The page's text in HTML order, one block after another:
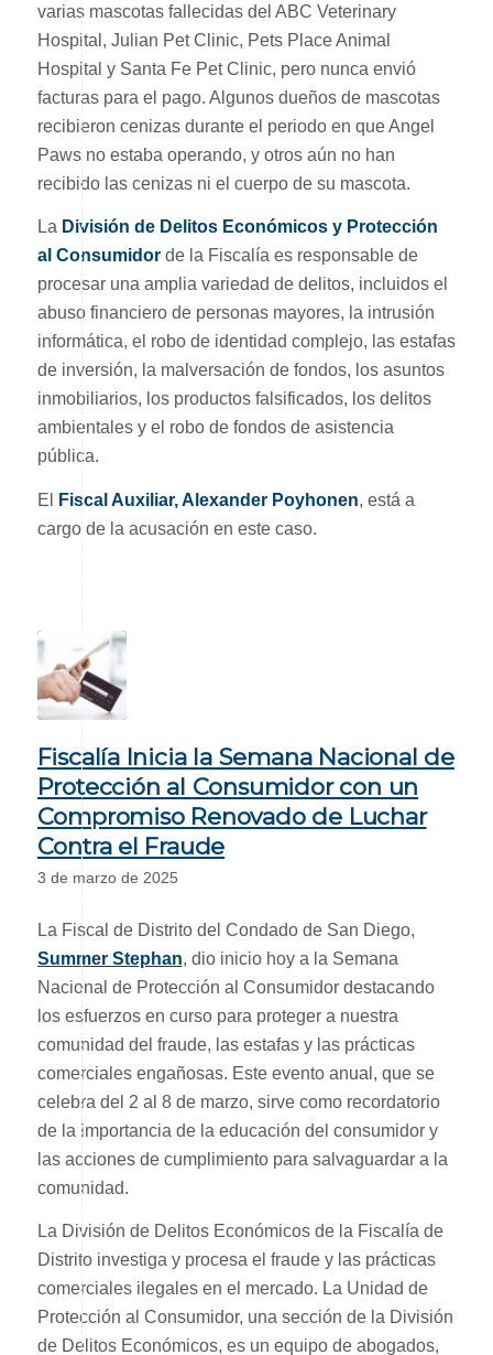
varias mascotas fallecidas del ABC Veterinary
Hospital, Julian Pet Clinic, Pets Place Animal
Hospital y Santa Fe Pet Clinic, pero nunca envió
facturas para el pago. Algunos dueños de mascotas
recibieron cenizas durante el periodo en que Angel
Paws no estaba operando, y otros aún no han
recibido las cenizas ni el cuerpo de su mascota.
La División de Delitos Económicos y Protección
al Consumidorde la Fiscalía es responsable de
procesar una amplia variedad de delitos, incluidos el
abuso financiero de personas mayores, la intrusión
informática, el robo de identidad complejo, las estafas
de inversión, la malversación de fondos, los asuntos
inmobiliarios, los productos falsificados, los delitos
ambientales y el robo de fondos de asistencia
pública.
El Fiscal Auxiliar, Alexander Poyhonen, está a
cargo de la acusación en este caso.
Fiscalía Inicia la Semana Nacional de
Protección al Consumidor con un
Compromiso Renovado de Luchar
Contra el Fraude
3 de marzo de 2025
La Fiscal de Distrito del Condado de San Diego,
Summer Stephan, dio inicio hoy a la Semana
Nacional de Protección al Consumidor destacando
los esfuerzos en curso para proteger a nuestra
comunidad del fraude, las estafas y las prácticas
comerciales engañosas. Este evento anual, que se
celebra del 2 al 8 de marzo, sirve como recordatorio
de la importancia de la educación del consumidor y
las acciones de cumplimiento para salvaguardar a la
comunidad.
La División de Delitos Económicos de la Fiscalía de
Distrito investiga y procesa el fraude y las prácticas
comerciales ilegales en el mercado. La Unidad de
Protección al Consumidor, una sección de la División
de Delitos Económicos, es un equipo de abogados,